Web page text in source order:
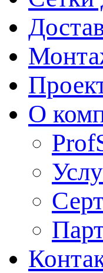
О